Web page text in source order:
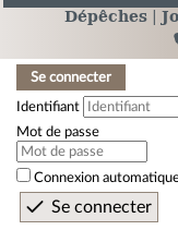
Dépêches
Se connecter
Identifiant
Mot de passe
Connexion